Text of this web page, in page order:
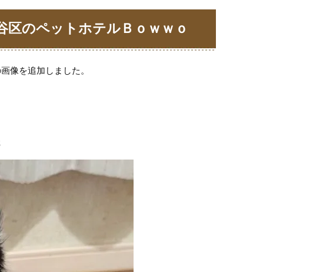
のペットホテルＢｏｗｗｏ
像を追加しました。